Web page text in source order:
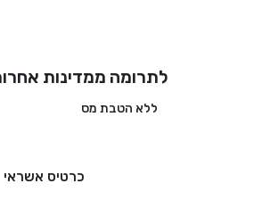
לתרומה ממדינות אחרות
ללא הטבת מס
כרטיס אשראי